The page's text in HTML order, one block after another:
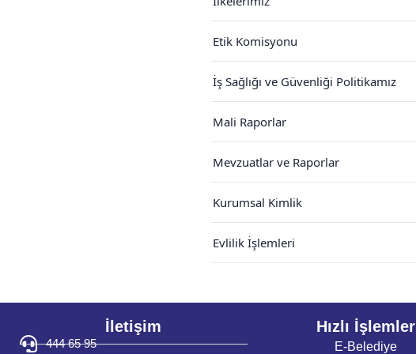
Etik Komisyonu
İş Sağlığı ve Güvenliği Politikamız
Mali Raporlar
Mevzuatlar ve Raporlar
Kurumsal Kimlik
Evlilik İşlemleri
İletişim
444 65 95
Hızlı İşlemler
E-Belediye